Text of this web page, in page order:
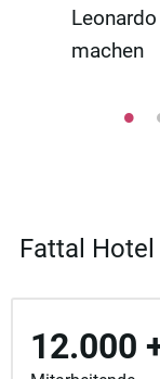
machen
Fattal Hotel
12.000